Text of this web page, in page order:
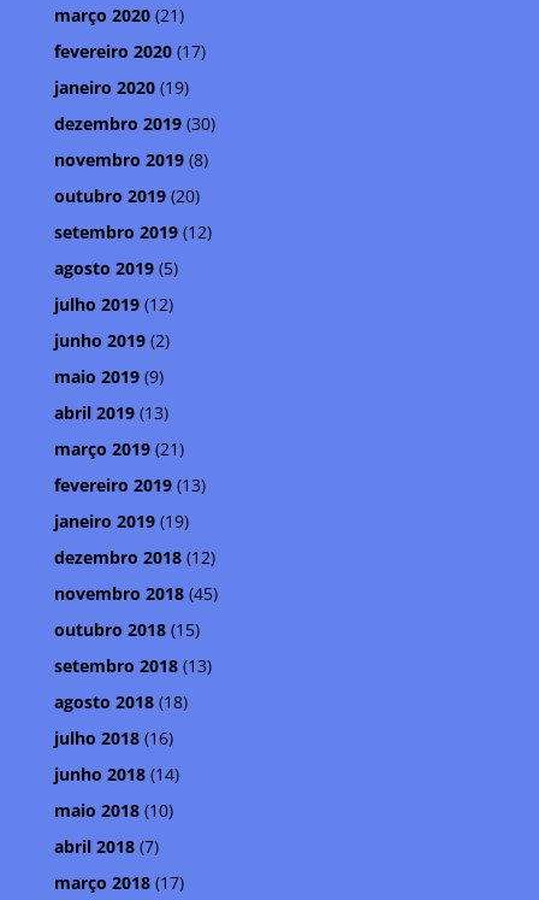
março 2020(21)
fevereiro 2020(17)
janeiro 2020(19)
dezembro 2019(30)
novembro 2019(8)
outubro 2019(20)
setembro 2019(12)
agosto 2019(5)
julho 2019(12)
junho 2019(2)
maio 2019(9)
abril 2019(13)
março 2019(21)
fevereiro 2019(13)
janeiro 2019(19)
dezembro 2018(12)
novembro 2018(45)
outubro 2018(15)
setembro 2018(13)
agosto 2018(18)
julho 2018(16)
junho 2018(14)
maio 2018(10)
abril 2018(7)
março 2018(17)